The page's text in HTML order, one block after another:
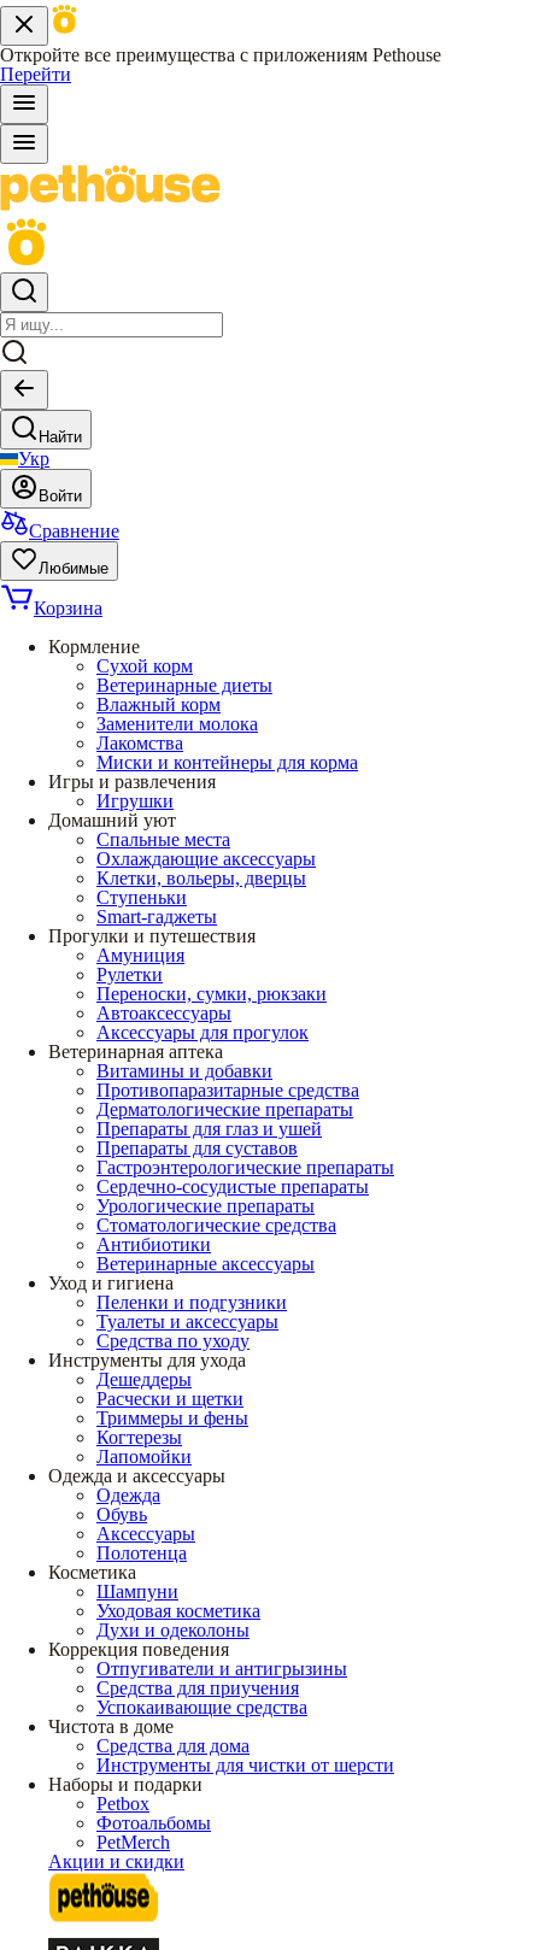
Откройте все преимущества с приложениям Pethouse
Перейти
Найти
Укр
Войти
Сравнение
Любимые
Корзина
Кормление
Сухой корм
Ветеринарные диеты
Влажный корм
Заменители молока
Лакомства
Миски и контейнеры для корма
Игры и развлечения
Игрушки
Домашний уют
Спальные места
Охлаждающие аксессуары
Клетки, вольеры, дверцы
Ступеньки
Smart-гаджеты
Прогулки и путешествия
Амуниция
Рулетки
Переноски, сумки, рюкзаки
Автоаксессуары
Аксессуары для прогулок
Ветеринарная аптека
Витамины и добавки
Противопаразитарные средства
Дерматологические препараты
Препараты для глаз и ушей
Препараты для суставов
Гастроэнтерологические препараты
Сердечно-сосудистые препараты
Урологические препараты
Стоматологические средства
Антибиотики
Ветеринарные аксессуары
Уход и гигиена
Пеленки и подгузники
Туалеты и аксессуары
Средства по уходу
Инструменты для ухода
Дешеддеры
Расчески и щетки
Триммеры и фены
Когтерезы
Лапомойки
Одежда и аксессуары
Одежда
Обувь
Аксессуары
Полотенца
Косметика
Шампуни
Уходовая косметика
Духи и одеколоны
Коррекция поведения
Отпугиватели и антигрызины
Средства для приучения
Успокаивающие средства
Чистота в доме
Средства для дома
Инструменты для чистки от шерсти
Наборы и подарки
Petbox
Фотоальбомы
PetMerch
Акции и скидки